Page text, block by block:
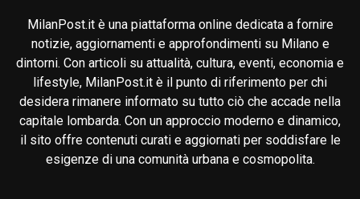
MilanPost.it è una piattaforma online dedicata a fornire
notizie, aggiornamenti e approfondimenti su Milano e
dintorni. Con articoli su attualità, cultura, eventi, economia e
lifestyle, MilanPost.it è il punto di riferimento per chi
desidera rimanere informato su tutto ciò che accade nella
capitale lombarda. Con un approccio moderno e dinamico,
il sito offre contenuti curati e aggiornati per soddisfare le
esigenze di una comunità urbana e cosmopolita.